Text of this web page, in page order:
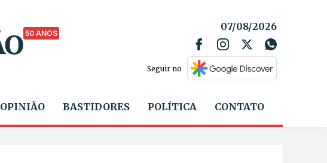
50 ANOS
07/08/2026
Seguir no
OPINIÃO BASTIDORES POLÍTICA CONTATO